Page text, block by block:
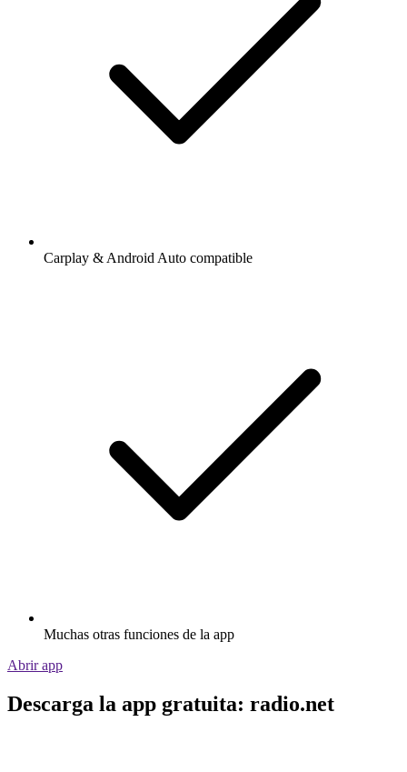
Carplay & Android Auto compatible
Muchas otras funciones de la app
Abrir app
Descarga la app gratuita: radio.net